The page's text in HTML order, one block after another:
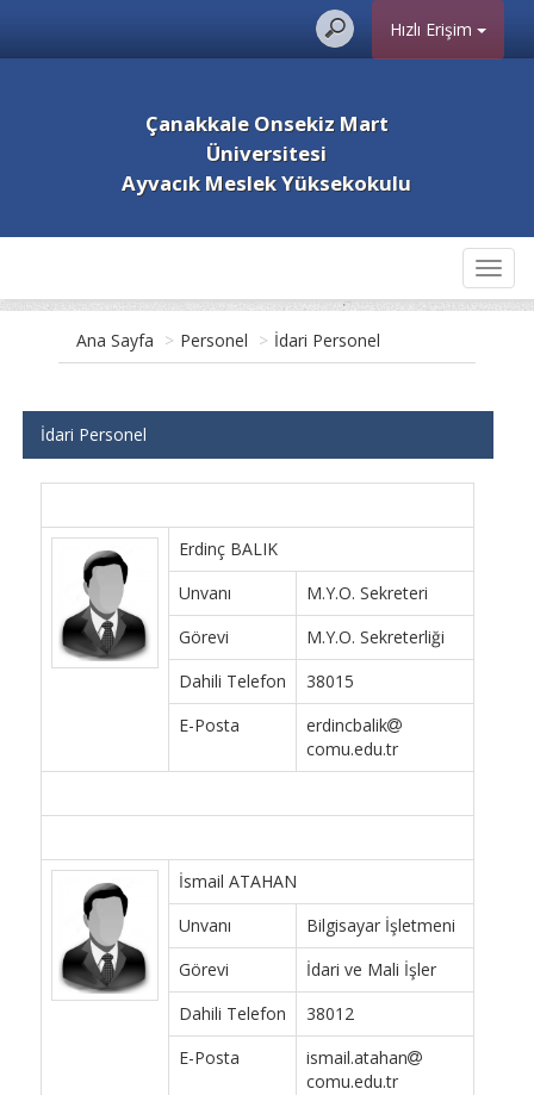
Hızlı Erişim
Çanakkale Onsekiz Mart
Üniversitesi
Ayvacık Meslek Yüksekokulu
Ana Sayfa > Personel > İdari Personel
İdari Personel
Erdinç BALIK
Unvanı
M.Y.O. Sekreteri
Görevi
M.Y.O. Sekreterliği
Dahili Telefon
38015
E-Posta
erdincbalik
comu.edu.tr
İsmail ATAHAN
Unvanı
Bilgisayar İşletmeni
Görevi
İdari ve Mali İşler
Dahili Telefon
38012
E-Posta
ismail.atahan
comu.edu.tr